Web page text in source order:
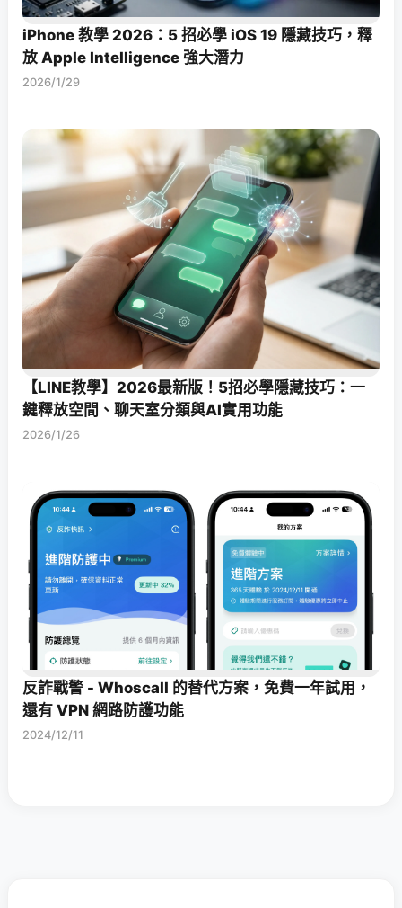
iPhone 教學 2026：5 招必學 iOS 19 隱藏技巧，釋
放 Apple Intelligence 強大潛力
2026/1/29
【LINE教學】2026最新版！5招必學隱藏技巧：一
鍵釋放空間、聊天室分類與AI實用功能
2026/1/26
反詐戰警 - Whoscall 的替代方案，免費一年試用，
還有 VPN 網路防護功能
2024/12/11